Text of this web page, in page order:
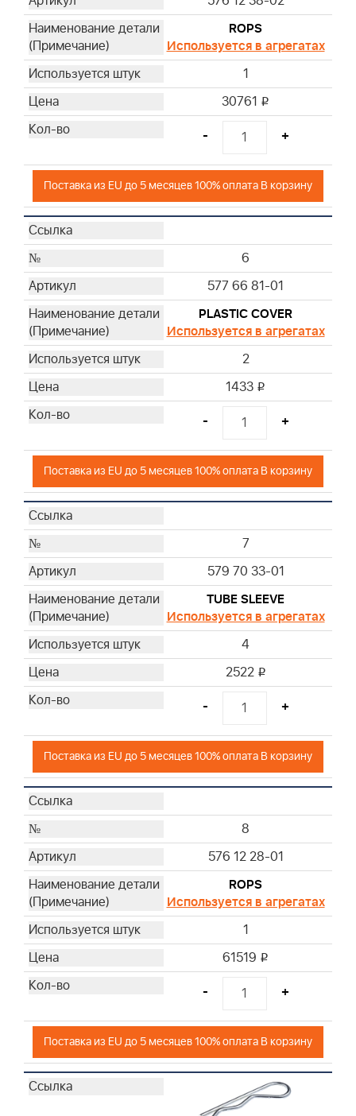
ROPS
Используется в агрегатах
1
30761 i
- +
Поставка из EU до 5 месяцев 100% оплата В корзину
6
577 66 81-01
PLASTIC COVER
Используется в агрегатах
2
1433 i
- +
Поставка из EU до 5 месяцев 100% оплата В корзину
7
579 70 33-01
TUBE SLEEVE
Используется в агрегатах
4
2522 i
- +
Поставка из EU до 5 месяцев 100% оплата В корзину
8
576 12 28-01
ROPS
Используется в агрегатах
1
61519 i
- +
Поставка из EU до 5 месяцев 100% оплата В корзину